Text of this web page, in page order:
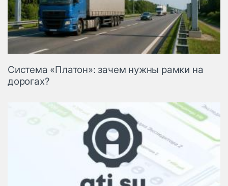
Система «Платон»: зачем нужны рамки на
дорогах?